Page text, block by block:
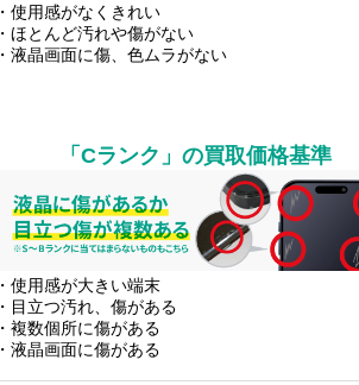
・使用感がなくきれい
・ほとんど汚れや傷がない
・液晶画面に傷、色ムラがない
「Cランク」 の買取価格基準
・使用感が大きい端末
・目立つ汚れ、傷がある
・複数個所に傷がある
・液晶画面に傷がある